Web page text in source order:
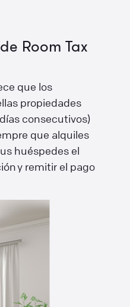
Room Tax
que los
propiedades
consecutivos)
que alquiles
huéspedes el
y remitir el pago